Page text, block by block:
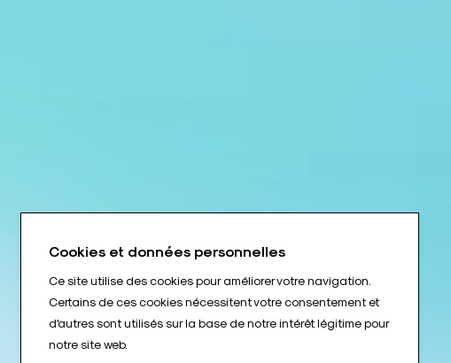
Cookies et données personnelles
Ce site utilise des cookies pour améliorer votre navigation.
Certains de ces cookies nécessitent votre consentement et
d'autres sont utilisés sur la base de notre intérêt légitime pour
notre site web.